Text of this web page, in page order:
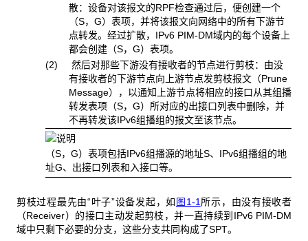
散：设备对该报文的RPF检查通过后，便创建一个
（S，G）表项，并将该报文向网络中的所有下游节
点转发。经过扩散，IPv6 PIM-DM域内的每个设备上
都会创建（S，G）表项。
(2) 然后对那些下游没有接收者的节点进行剪枝：由没
有接收者的下游节点向上游节点发剪枝报文（Prune
Message），以通知上游节点将相应的接口从其组播
转发表项（S，G）所对应的出接口列表中删除，并
不再转发该IPv6组播组的报文至该节点。
（S，G）表项包括IPv6组播源的地址S、IPv6组播组的地
址G、出接口列表和入接口等。
剪枝过程最先由“叶子”设备发起，如 图1-1所示，由没有接收者
（Receiver）的接口主动发起剪枝，并一直持续到IPv6 PIM-DM
域中只剩下必要的分支，这些分支共同构成了SPT。